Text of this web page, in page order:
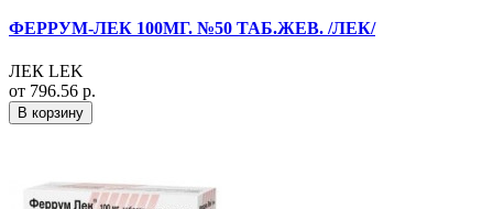
ФЕРРУМ-ЛЕК 100МГ. №50 ТАБ.ЖЕВ. /ЛЕК/
ЛЕК LEK
от 796.56 р.
В корзину